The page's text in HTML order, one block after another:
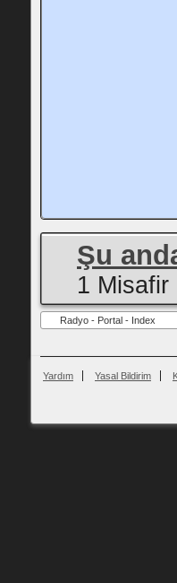
Şu
1 Misafir
Yardım Yasal Bildirim